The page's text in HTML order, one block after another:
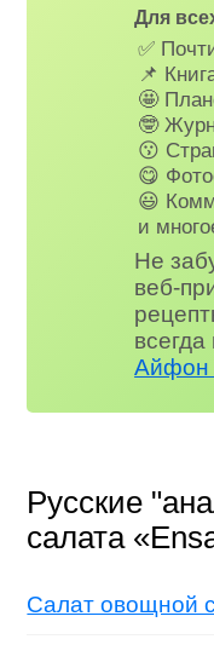
Для
✅
📌
🤩
🤓
😗
😋
😃
и
Не
веб-
всегда
Айфон
Русские
салата
Салат овощной